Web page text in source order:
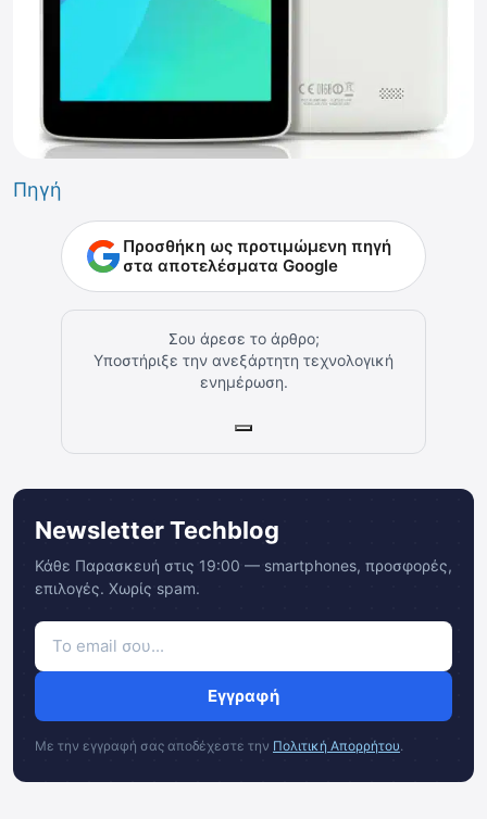
Πηγή
Προσθήκη ως προτιμώμενη πηγή
στα αποτελέσματα Google
Σου άρεσε το άρθρο;
Υποστήριξε την ανεξάρτητη τεχνολογική
ενημέρωση.
Newsletter Techblog
Κάθε Παρασκευή στις 19:00 — smartphones, προσφορές,
επιλογές. Χωρίς spam.
Εγγραφή
Με την εγγραφή σας αποδέχεστε την Πολιτική Απορρήτου.